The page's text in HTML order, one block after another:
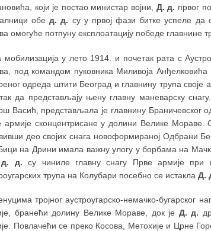
који је постао министар војни, Д. д. првог
обед. д. су у првој фази битке успеле
омогуће потпуну експлоатацију победе главнине
мобилизација у лето 1914. и почетак рата с
под командом пуковника Миливоја
одреда штити Београд и главнину трупа
да представљају њену главну маневарску
Васић, представљала је главнину Браничевског
армије сконцентрисане у долини Велике Мораве.
део својих снага новоформираној Одбрани
на Дрини имала важну улогу у борбама на
д. д. су чиниле главну снагу Прве армије при
трупа на Колубари посебно се истакла Д.
тројног аустроугарско-немачко-бугарског
бранећи долину Велике Мораве, док је Д. д.
Повлачећи се преко Косова, Метохије и Црне